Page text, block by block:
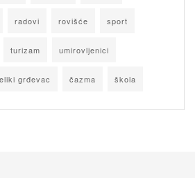
radovi rovišće sport
turizam umirovljenici
grđevac čazma škola